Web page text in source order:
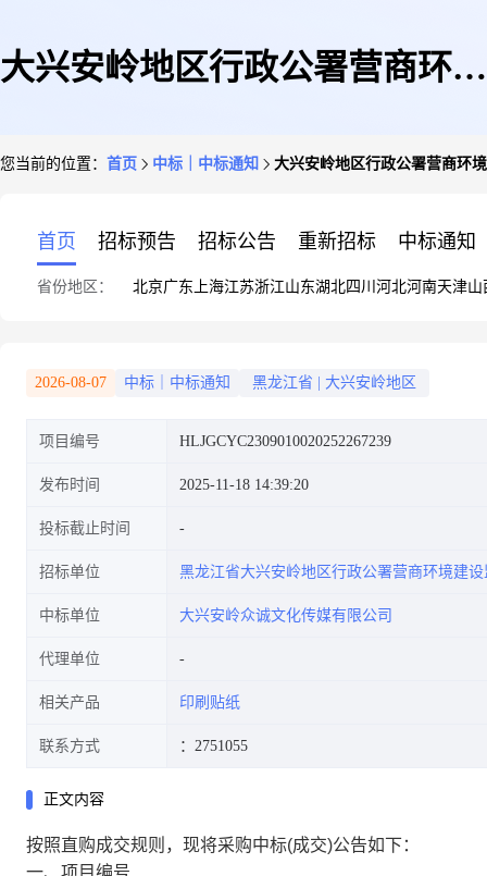
大兴安岭地区行政公署营商环境
您当前的位置： 首页 中标｜中标通知 大兴安岭地区行政公署营商环
首页 招标预告 招标公告 重新招标 中标通知
省份地区： 北京广东 上海江苏浙江山东湖北四川 河北河南天津山
2026-08-07 中标｜中标通知 黑龙江省 大兴安岭地区
项目编号 HLJGCYC2309010020252267239
发布时间 2025-11-18 14:39:20
投标截止时间
招标单位 黑龙江省大兴安岭地区行政公署营商环境建
中标单位 大兴安岭众诚文化传媒有限公司
代理单位
相关产品 印刷贴纸
联系方式 ：2751055
正文内容
按照直购成交规则，现将采购中标(成交)公告如下：
一、项目编号